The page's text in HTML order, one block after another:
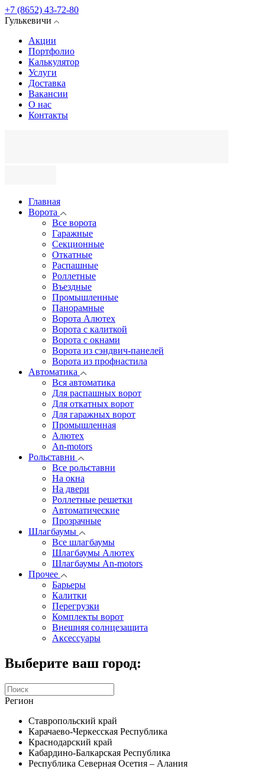
+7 (8652) 43-72-80
Гулькевичи
Акции
Портфолио
Калькулятор
Услуги
Доставка
Вакансии
О нас
Контакты
Главная
Ворота
Все ворота
Гаражные
Секционные
Откатные
Распашные
Роллетные
Въездные
Промышленные
Панорамные
Ворота Алютех
Ворота с калиткой
Ворота c окнами
Ворота из сэндвич-панелей
Ворота из профнастила
Автоматика
Вся автоматика
Для распашных ворот
Для откатных ворот
Для гаражных ворот
Промышленная
Алютех
An-motors
Рольставни
Все рольставни
На окна
На двери
Роллетные решетки
Автоматические
Прозрачные
Шлагбаумы
Все шлагбаумы
Шлагбаумы Алютех
Шлагбаумы An-motors
Прочее
Барьеры
Калитки
Перегрузки
Комплекты ворот
Внешняя солнцезащита
Аксессуары
Выберите ваш город:
Регион
Ставропольский край
Карачаево-Черкесская Республика
Краснодарский край
Кабардино-Балкарская Республика
Республика Северная Осетия – Алания